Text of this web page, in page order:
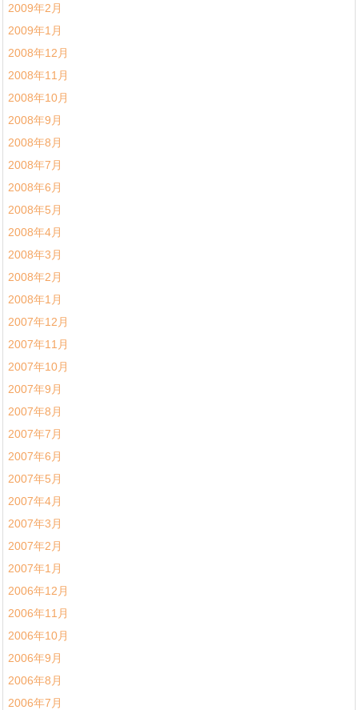
2009年2月
2009年1月
2008年12月
2008年11月
2008年10月
2008年9月
2008年8月
2008年7月
2008年6月
2008年5月
2008年4月
2008年3月
2008年2月
2008年1月
2007年12月
2007年11月
2007年10月
2007年9月
2007年8月
2007年7月
2007年6月
2007年5月
2007年4月
2007年3月
2007年2月
2007年1月
2006年12月
2006年11月
2006年10月
2006年9月
2006年8月
2006年7月